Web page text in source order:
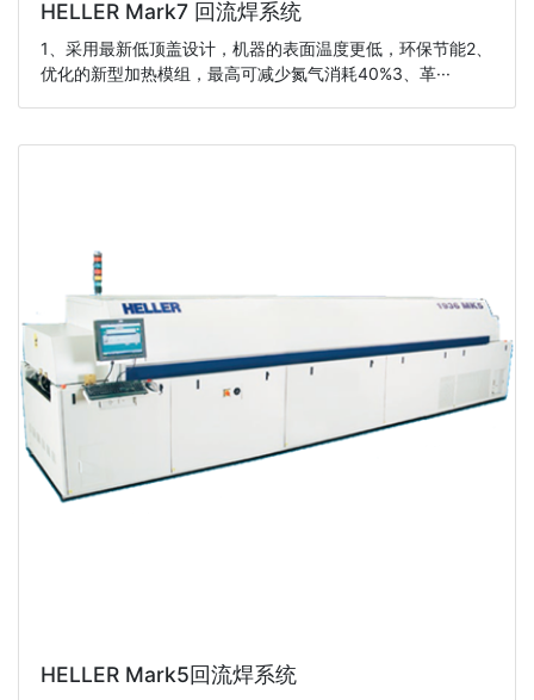
HELLER Mark7 回流焊系统
1、采用最新低顶盖设计，机器的表面温度更低，环保节能2、
优化的新型加热模组，最高可减少氮气消耗40%3、革···
HELLER Mark5回流焊系统